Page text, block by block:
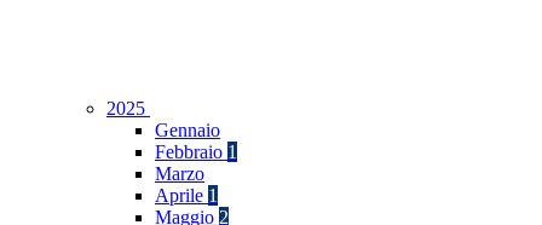
2025
Gennaio
Febbraio 1
Marzo
Aprile 1
Maggio 2